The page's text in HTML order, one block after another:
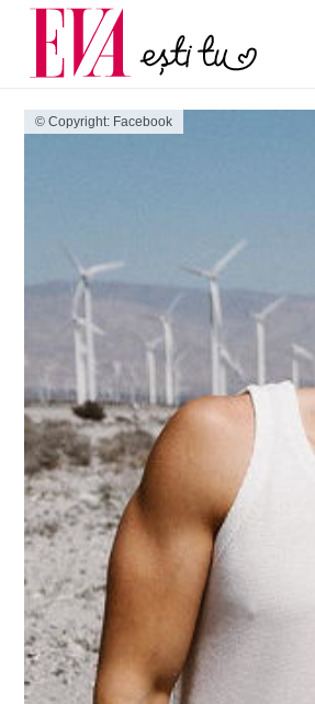
© Copyright: Facebook
Carieră
Actualitate